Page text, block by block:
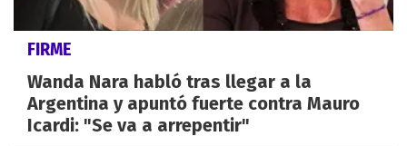
FIRME
Wanda Nara habló tras llegar a la
Argentina y apuntó fuerte contra Mauro
Icardi: "Se va a arrepentir"